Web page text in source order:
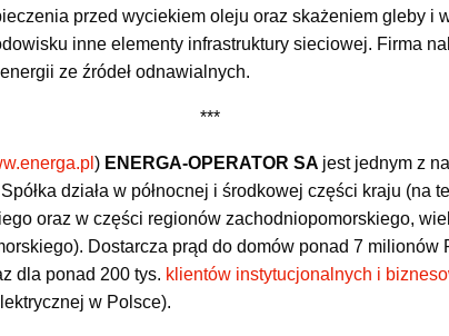
przed wyciekiem oleju oraz skażeniem gleby i
inne elementy infrastruktury sieciowej. Firma
ze źródeł odnawialnych.
***
) ENERGA-OPERATOR SA jest jednym z
działa w północnej i środkowej części kraju (na
oraz w części regionów zachodniopomorskiego,
Dostarcza prąd do domów ponad 7 milionów
dla ponad 200 tys. klientów instytucjonalnych i
w Polsce).